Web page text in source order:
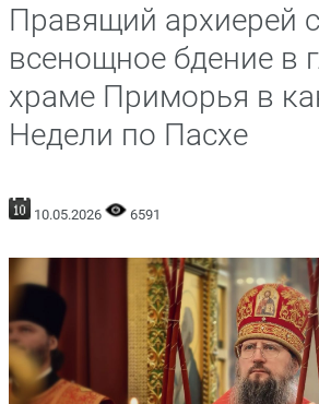
Правящий архиерей
всенощное бдение в
храме Приморья в
Недели по Пасхе
10.05.2026 6591